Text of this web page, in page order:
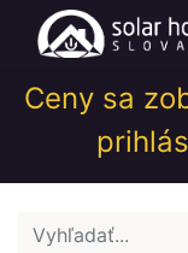
Ceny sa